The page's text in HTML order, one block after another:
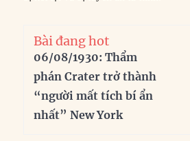
Bài đang hot
06/08/1930: Thẩm
phán Crater trở thành
“người mất tích bí ẩn
nhất” New York